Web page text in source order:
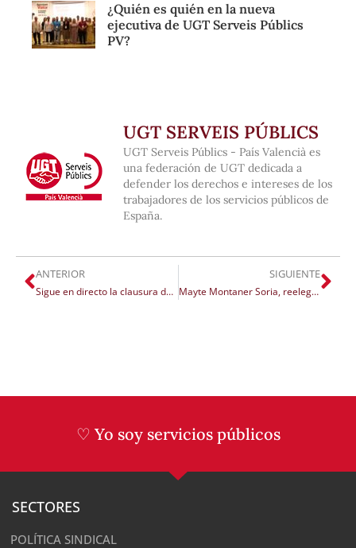
¿Quién es quién en la nueva
ejecutiva de UGT Serveis Públics
PV?
UGT SERVEIS PÚBLICS
UGT Serveis Públics - País Valencià es
una federación de UGT dedicada a
defender los derechos e intereses de los
trabajadores de los servicios públicos de
España.
ANTERIOR
Sigue en directo la clausura del II Congreso Nacional de UGT Serveis Públics PV
SIGUIENTE
Mayte Montaner Soria, reelegida secretaria general de UGT Serveis Públics con el 98% de los votos
♡ Yo soy servicios públicos
SECTORES
POLÍTICA SINDICAL